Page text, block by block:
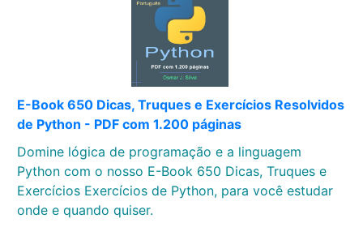
E-Book 650 Dicas, Truques e Exercícios Resolvidos
de Python - PDF com 1.200 páginas
Domine lógica de programação e a linguagem
Python com o nosso E-Book 650 Dicas, Truques e
Exercícios Exercícios de Python, para você estudar
onde e quando quiser.